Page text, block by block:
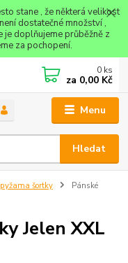
stane , že některá velikost
dostatečné množství ,
doplňujeme průběžně z
za pochopení.
Menu
Hledat
0 ks
za 0,00 Kč
šortky
Pánské
Jelen XXL